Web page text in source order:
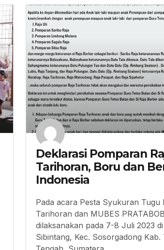
Deklarasi Pomparan
Tarihoran, Boru dan
Indonesia
Pada acara Pesta Syukuran Tugu
Tarihoran dan MUBES
dilaksanakan pada 7-8 Juli 2023 di
Sibintang, Kec. Sosorgadong Kab.